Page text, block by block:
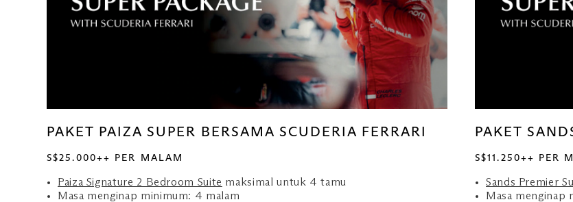
PAKET PAIZA SUPER BERSAMA SCUDERIA FERRARI
S$25.000++ PER MALAM
Paiza Signature 2 Bedroom Suite maksimal untuk 4 tamu
Masa menginap minimum: 4 malam
PAKET
S$11.250++ PER
Sands Premier
Masa menginap